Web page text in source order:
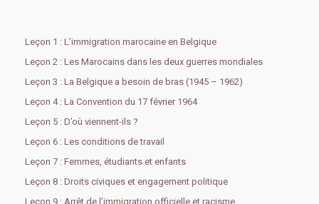
Leçon 1 : L’immigration marocaine en Belgique
Leçon 2 : Les Marocains dans les deux guerres mondiales
Leçon 3 : La Belgique a besoin de bras (1945 – 1962)
Leçon 4 : La Convention du 17 février 1964
Leçon 5 : D’où viennent-ils ?
Leçon 6 : Les conditions de travail
Leçon 7 : Femmes, étudiants et enfants
Leçon 8 : Droits civiques et engagement politique
Leçon 9 : Arrêt de l’immigration officielle et racisme